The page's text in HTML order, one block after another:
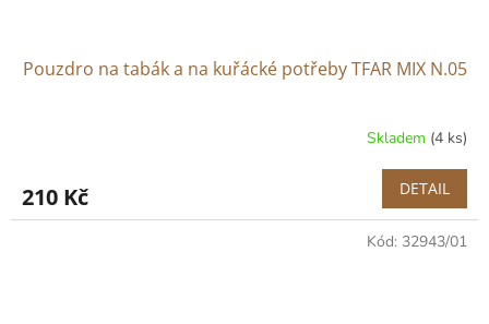
Pouzdro na tabák a na kuřácké potřeby TFAR MIX N.05
Skladem (4 ks)
210 Kč DETAIL
Kód: 32943/01